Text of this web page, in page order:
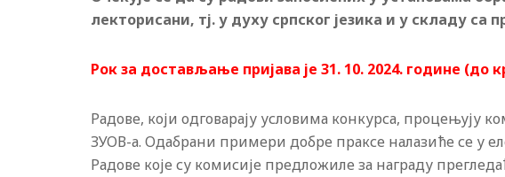
лекторисани, тј. у духу српског језика и у складу са
Рок за достављање пријава је 31. 10. 2024. године (до
Радове, који одговарају условима конкурса, процењују
ЗУОВ-а. Одабрани примери добре праксе налазиће се у
Радове које су комисије предложиле за награду